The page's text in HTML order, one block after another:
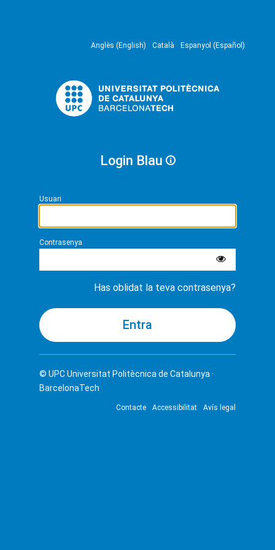
Anglès (English) Català Espanyol (Español)
Login Blau
Usuari
Contrasenya
Has oblidat la teva contrasenya?
© UPCUniversitat Politècnica de Catalunya ·
BarcelonaTech
Contacte Accessibilitat Avís legal